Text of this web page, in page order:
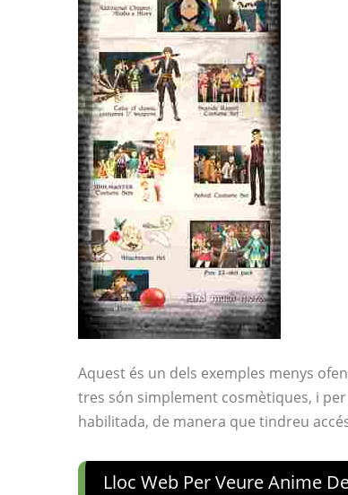
Aquest és un dels exemples menys
tres són simplement cosmètiques, i
habilitada, de manera que tindreu
Lloc Web Per Veure Anime